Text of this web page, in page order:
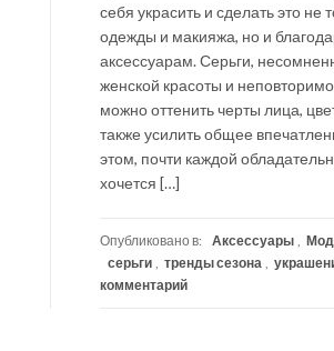
себя украсить и сделать это
одежды и макияжа, но и
аксессуарам. Серьги,
женской красоты и
можно оттенить черты лица,
также усилить общее
этом, почти каждой
хочется […]
Опубликовано в: Аксессуары
серьги
тренды сезона
комментарий